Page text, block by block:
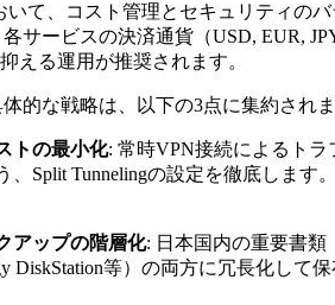
いて、コスト管理とセキュリティの
サービスの決済通貨（USD, EUR,
える運用が推奨されます。
的な戦略は、以下の3点に集約されま
トの最小化: 常時VPN接続によるトラ
、Split Tunnelingの設定を徹底します
アップの階層化: 日本国内の重要書類
DiskStation等）の両方に冗長化して保